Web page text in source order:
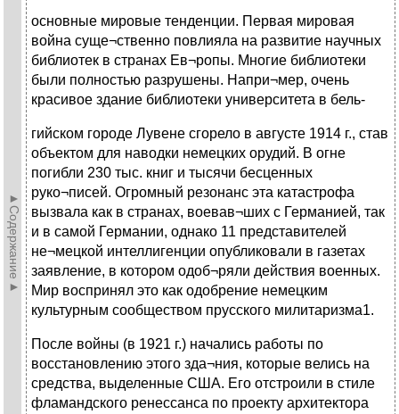
►Содержание►
основные мировые тенденции. Первая мировая
война суще¬ственно повлияла на развитие научных
библиотек в странах Ев¬ропы. Многие библиотеки
были полностью разрушены. Напри¬мер, очень
красивое здание библиотеки университета в бель-
гийском городе Лувене сгорело в августе 1914 г., став
объектом для наводки немецких орудий. В огне
погибли 230 тыс. книг и тысячи бесценных
руко¬писей. Огромный резонанс эта катастрофа
вызвала как в странах, воевав¬ших с Германией, так
и в самой Германии, однако 11 представителей
не¬мецкой интеллигенции опубликовали в газетах
заявление, в котором одоб¬ряли действия военных.
Мир воспринял это как одобрение немецким
культурным сообществом прусского милитаризма1.
После войны (в 1921 г.) начались работы по
восстановлению этого зда¬ния, которые велись на
средства, выделенные США. Его отстроили в стиле
фламандского ренессанса по проекту архитектора